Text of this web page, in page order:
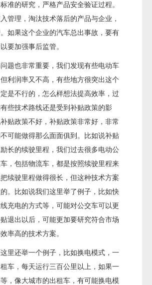
准的研究，严格产品安全验证过程。
管理，淘汰技术落后的产品与企业，
如果这个企业的汽车总出事故，要有
要加强事后监管。
也非常重要，我们发现有些电动车
利润率又不高，有些地方很突出这个
是不行的，怎么样想法提高效率，过
些技术路线还是受到补贴政策的影
贴政策不好，补贴政策非常好，非常
可能做得那么面面俱到。比如说补贴
长的续驶里程，我们过去很多电动公
，包括物流车，都是按照续驶里程来
续驶里程做得很长，但这种技术方案
。比如说我们这里举了例子，比如快
充电的方式等，可能对公交车可以更
退出以后，可能更加要研究符合市场
率高的技术方案。
还举一个例子，比如换电模式，一
车，每天运行三百公里以上，如果一
，像大城市的出租车，有可能换电模